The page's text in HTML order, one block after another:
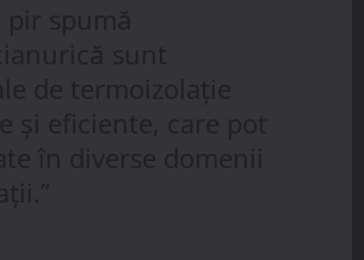
pir spumă
sunt
de termoizolație
și eficiente, care pot
în diverse domenii